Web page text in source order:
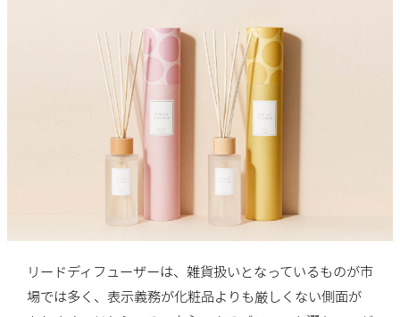
リードディフューザーは、雑貨扱いとなっているものが市
場では多く、表示義務が化粧品よりも厳しくない側面が